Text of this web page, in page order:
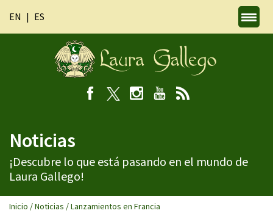
EN ES
Noticias
¡Descubre lo que está pasando en el mundo de
Laura Gallego!
Inicio /Noticias /Lanzamientos en Francia